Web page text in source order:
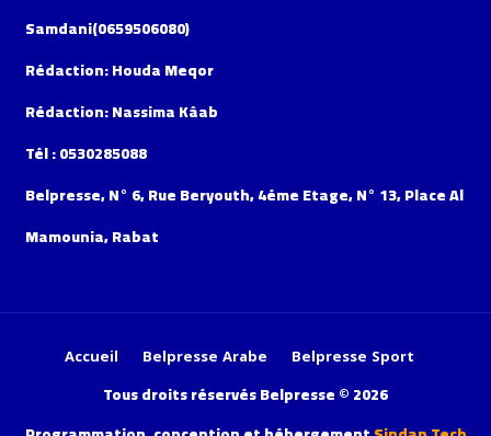
Samdani(0659506080)
Rédaction: Houda Meqor
Rédaction: Nassima Kâab
Tél : 0530285088
Belpresse, N° 6, Rue Beryouth, 4éme Etage, N° 13, Place Al
Mamounia, Rabat
Accueil Belpresse Arabe Belpresse Sport
Tous droits réservés Belpresse © 2026